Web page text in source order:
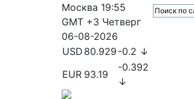
Москва 19:55
GMT +3 Четверг
06-08-2026
USD 80.929 -0.2 ↓
EUR 93.19
-0.392
↓